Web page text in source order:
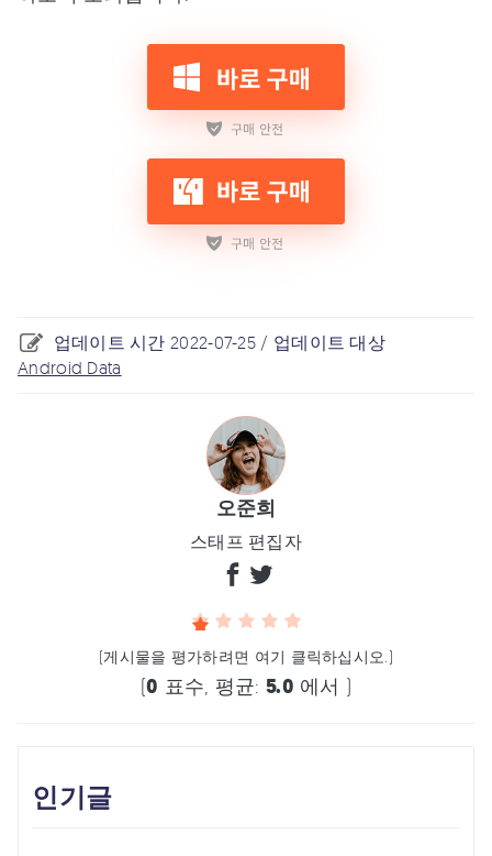
업데이트 시간 2022-07-25 / 업데이트 대상
Android Data
오준희
스태프 편집자
(게시물을 평가하려면 여기 클릭하십시오.)
(0 표수, 평균: 5.0 에서 )
인기글